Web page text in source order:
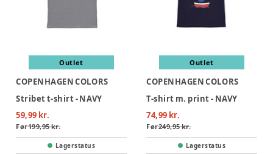
Outlet
COPENHAGEN COLORS
Stribet t-shirt - NAVY
59,99 kr.
Før199,95 kr.
Lagerstatus
Outlet
COPENHAGEN COLORS
T-shirt m. print - NAVY
74,99 kr.
Før249,95 kr.
Lagerstatus